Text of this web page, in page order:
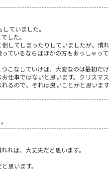
ていました。
した。
してしまったりしていましたが、慣れ
ているならばほかの方もおっしゃっ
こなしていけば、大変なのは最初だけ
仕事ではないと思います。クリスマ
るので、それは良いことかと思いま
れば、大丈夫だと思います。
思います。